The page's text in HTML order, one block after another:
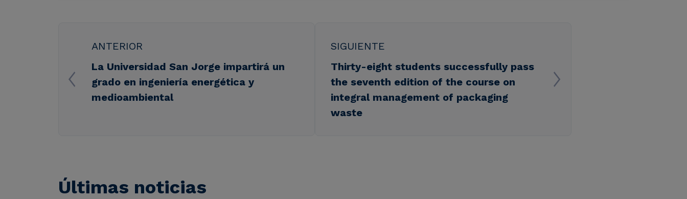
ANTERIOR
La Universidad San Jorge impartirá un
grado en ingeniería energética y
medioambiental
SIGUIENTE
Thirty-eight students successfully pass
the seventh edition of the course on
integral management of packaging
waste
Últimas noticias